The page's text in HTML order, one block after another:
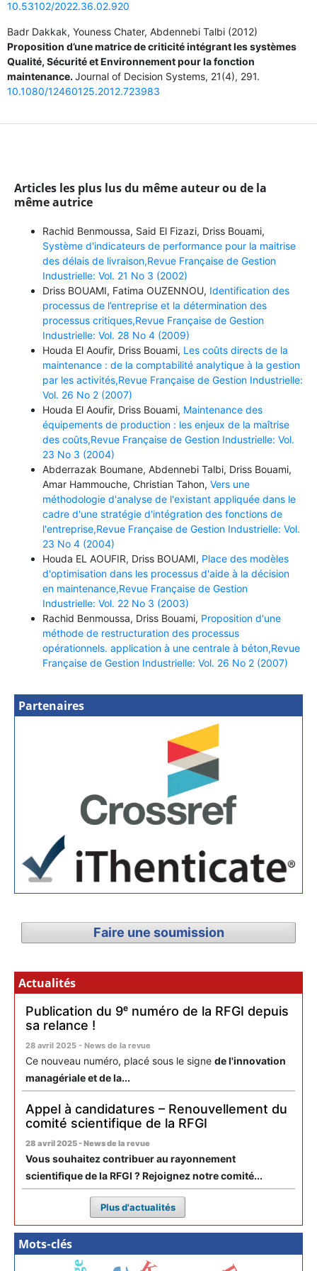
10.53102/2022.36.02.920
Badr Dakkak, Youness Chater, Abdennebi Talbi (2012)
Proposition d’une matrice de criticité intégrant les systèmes
Qualité, Sécurité et Environnement pour la fonction
maintenance. Journal of Decision Systems, 21(4), 291.
10.1080/12460125.2012.723983
Articles les plus lus du même auteur ou de la
même autrice
Rachid Benmoussa, Said El Fizazi, Driss Bouami,
Système d'indicateurs de performance pour la maitrise
des délais de livraison,Revue Française de Gestion
Industrielle: Vol. 21 No 3 (2002)
Driss BOUAMI, Fatima OUZENNOU, Identification des
processus de l’entreprise et la détermination des
processus critiques,Revue Française de Gestion
Industrielle: Vol. 28 No 4 (2009)
Houda El Aoufir, Driss Bouami, Les coûts directs de la
maintenance : de la comptabilité analytique à la gestion
par les activités,Revue Française de Gestion Industrielle:
Vol. 26 No 2 (2007)
Houda El Aoufir, Driss Bouami, Maintenance des
équipements de production : les enjeux de la maîtrise
des coûts,Revue Française de Gestion Industrielle: Vol.
23 No 3 (2004)
Abderrazak Boumane, Abdennebi Talbi, Driss Bouami,
Amar Hammouche, Christian Tahon, Vers une
méthodologie d'analyse de l'existant appliquée dans le
cadre d'une stratégie d'intégration des fonctions de
l'entreprise,Revue Française de Gestion Industrielle: Vol.
23 No 4 (2004)
Houda EL AOUFIR, Driss BOUAMI, Place des modèles
d'optimisation dans les processus d'aide à la décision
en maintenance,Revue Française de Gestion
Industrielle: Vol. 22 No 3 (2003)
Rachid Benmoussa, Driss Bouami, Proposition d'une
méthode de restructuration des processus
opérationnels. application à une centrale à béton,Revue
Française de Gestion Industrielle: Vol. 26 No 2 (2007)
Partenaires
Faire une soumission
Actualités
Publication du 9ᵉ numéro de la RFGI depuis
sa relance !
28 avril 2025 - News de la revue
Ce nouveau numéro, placé sous le signe de l'innovation
managériale et de la...
Appel à candidatures – Renouvellement du
comité scientifique de la RFGI
28 avril 2025 - News de la revue
Vous souhaitez contribuer au rayonnement
scientifique de la RFGI ? Rejoignez notre comité...
Plus d'actualités
Mots-clés